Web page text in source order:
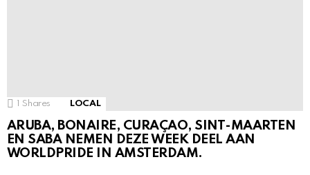
Shares LOCAL
ARUBA, BONAIRE, CURAÇAO, SINT-MAARTEN
EN SABA NEMEN DEZE WEEK DEEL AAN
WORLDPRIDE IN AMSTERDAM.